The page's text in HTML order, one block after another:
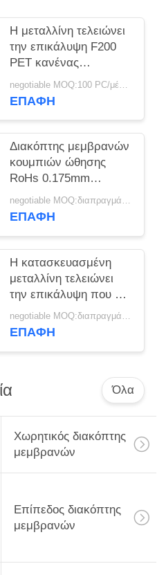
Η μεταλλίνη τελειώνει
την επικάλυψη F200
PET κανένας
διακόπτης μεμβρανών
αποτύπωσης σε
negotiable MOQ:100 PC/μέρος
ΕΠΑΦΉ
Διακόπτης μεμβρανών
κουμπιών ώθησης
RoHs 0.175mm
επίδραση άμμου
ιατρικών συσκευών
negotiable MOQ:διαπραγμάτευση
ΕΠΑΦΉ
Η κατασκευασμένη
μεταλλίνη τελειώνει
την επικάλυψη που ο
επίπεδος διακόπτης
μεμβρανών με 9448A
negotiable MOQ:διαπραγμάτευση
ΕΠΑΦΉ
Όλα
Χωρητικός διακόπτης
μεμβρανών
Επίπεδος διακόπτης
μεμβρανών